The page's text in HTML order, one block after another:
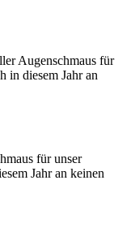
Augenschmaus für
in diesem Jahr an
für unser
Jahr an keinen